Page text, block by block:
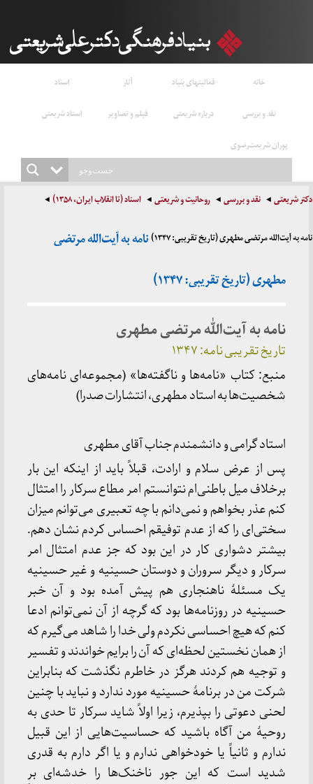
خانه فعالیتهای بنیاد آثار
اسناد
نقد و بررسی
درباره شریعتی فیلم و تصاویر
استاد شریعتی
پوران شریعت‌رضوی
دکتر شریعتی نقد و بررسی روحانیت و شریعتی اسناد (تا انقلاب ایران، ۱۳۵۸)
نامه به آیت‌الله مرتضی مطهری (تاریخ تقریبی: ۱۳۴۷)
نامه به آیت‌الله مرتضی
مطهری (تاریخ تقریبی: ۱۳۴۷)
نامه به آیت‌الله مرتضی مطهری
تاریخ تقریبی نامه:۱۳۴۷
منبع: کتاب «نامه‌ها و ناگفته‌ها» (مجموعه‌ای نامه‌های
شخصیت‌ها به استاد مطهری، انتشارات صدرا)
استاد گرامی و دانشمندم جناب آقای مطهری
پس از عرض سلام و ارادت، قبلاً باید از اینکه این بار
برخلاف میل باطنی‌ام نتوانستم امر مطاع سرکار را امتثال
کنم عذر بخواهم و نمی‌دانم با چه تعبیری می‌توانم میزان
سختی‌ای را که از عدم توفیقم احساس کردم نشان دهم.
بیشتر دشواری کار در این بود که جز عدم امتثال امر
سرکار و دیگر سروران و دوستان حسینیه و غیر حسینیه
یک مسئلهٔ ناهنجاری هم پیش آمده بود و آن خبر
حسینیه در روزنامه‌ها بود که گرچه از آن نمی‌توانم ادعا
کنم که هیچ احساسی نکردم ولی خدا را شاهد می‌گیرم که
از همان نخستین لحظه‌ای که آن را برایم خواندند و تفسیر
و توجیه هم کردند هرگز در خاطرم نگذشت که بنابراین
شرکت من در برنامهٔ حسینیه مورد ندارد و نباید با چنین
لحنی دعوتی را بپذیرم، زیرا اولاً شاید سرکار تا حدی به
روحیهٔ من آگاه باشید که حساسیت‌هایی از این قبیل
ندارم و ثانیاً یا خودخواهی ندارم و یا اگر دارم به قدری
شدید است که این جور ناخنک‌ها را خدشه‌ای بر